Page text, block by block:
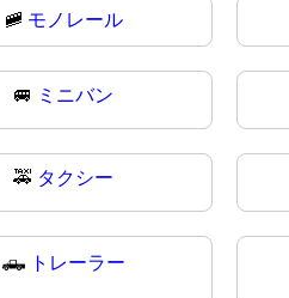
🚞 モノレール
🚐 ミニバン
🚕 タクシー
🛻 トレーラー